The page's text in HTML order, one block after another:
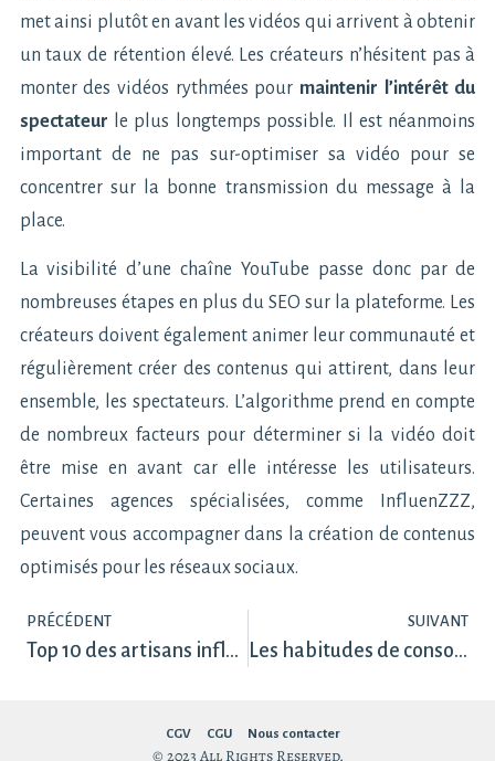
met ainsi plutôt en avant les vidéos qui arrivent à obtenir
un taux de rétention élevé. Les créateurs n’hésitent pas à
monter des vidéos rythmées pour maintenir l’intérêt du
spectateur le plus longtemps possible. Il est néanmoins
important de ne pas sur-optimiser sa vidéo pour se
concentrer sur la bonne transmission du message à la
place.
La visibilité d’une chaîne YouTube passe donc par de
nombreuses étapes en plus du SEO sur la plateforme. Les
créateurs doivent également animer leur communauté et
régulièrement créer des contenus qui attirent, dans leur
ensemble, les spectateurs. L’algorithme prend en compte
de nombreux facteurs pour déterminer si la vidéo doit
être mise en avant car elle intéresse les utilisateurs.
Certaines agences spécialisées, comme InfluenZZZ,
peuvent vous accompagner dans la création de contenus
optimisés pour les réseaux sociaux.
PRÉCÉDENT
Top 10 des artisans influenceurs
SUIVANT
Les habitudes de consommation numérique des Français en 2020
CGV CGU Nous contacter
© 2023 All Rights Reserved.